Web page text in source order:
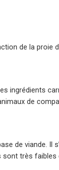
de la proie
ingrédients
de
de viande. Il
sont très